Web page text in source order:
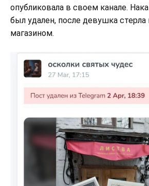
опубликовала в своем канале.
был удален, после девушка стерла
магазином.